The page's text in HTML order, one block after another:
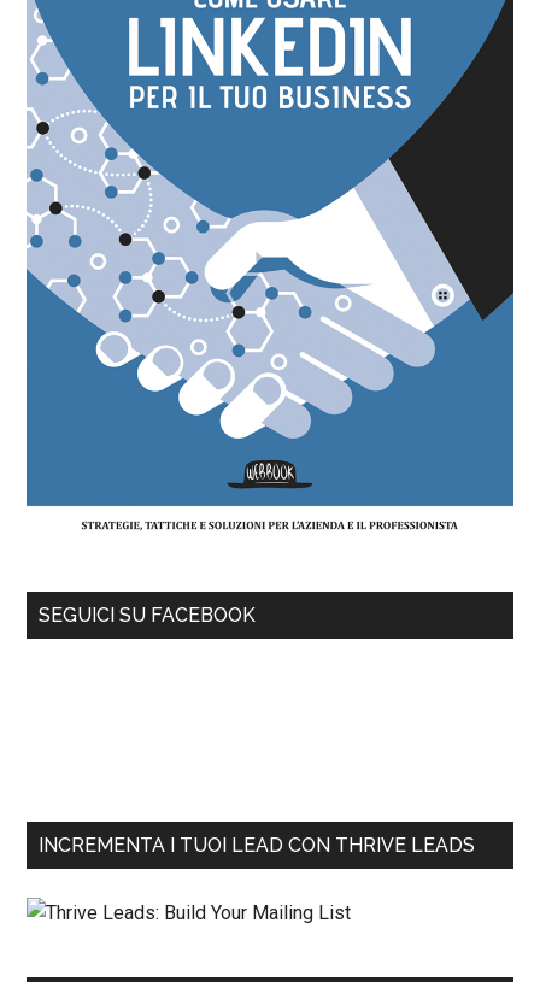
SEGUICI SU FACEBOOK
INCREMENTA I TUOI LEAD CON THRIVE LEADS